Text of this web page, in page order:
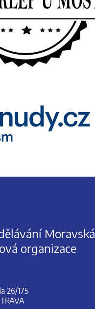
Moravská
organizace
26/175